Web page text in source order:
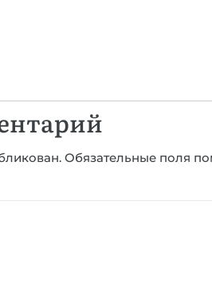
Обязательные поля